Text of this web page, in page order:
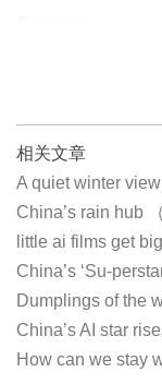
相关文章
A quiet winter
China’s rain hub
little ai films get
China’s ‘Su-
Dumplings of the
China’s AI star
How can we stay